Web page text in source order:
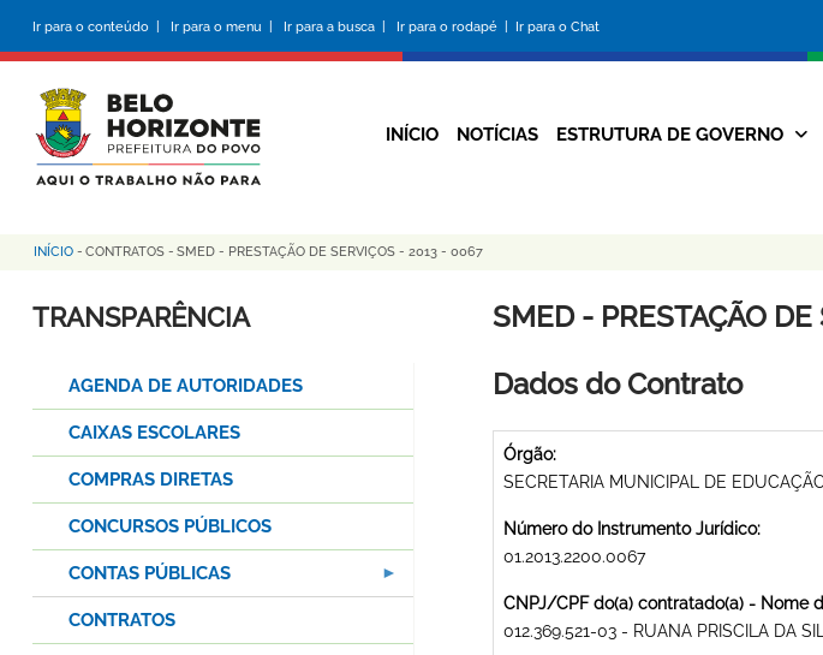
conteúdo
principal
Ir para o conteúdo | Ir para o menu | Ir para a busca | Ir para o rodapé | Ir para o Chat
da
INÍCIO NOTÍCIAS ESTRUTURA DE GOVERNO
Trilha
de
INÍCIO - CONTRATOS - SMED - PRESTAÇÃO DE SERVIÇOS - 2013 - 0067
SMED - PRESTAÇÃO
Dados do Contrato
Órgão:
SECRETARIA MUNICIPAL DE
Número do Instrumento Jurídico:
01.2013.2200.0067
CNPJ/CPF do(a) contratado(a) - Nome
012.369.521-03 - RUANA PRISCILA DA
TRANSPARÊNCIA
AGENDA DE AUTORIDADES
CAIXAS ESCOLARES
COMPRAS DIRETAS
CONCURSOS PÚBLICOS
CONTAS PÚBLICAS
CONTRATOS